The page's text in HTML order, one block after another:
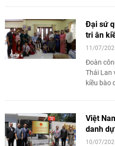
Đại sứ
tri ân
11/07/
Đoàn
Thái Lan
kiều bào
con tiếp
kết và
Thái Lan.
Việt
danh
10/07/